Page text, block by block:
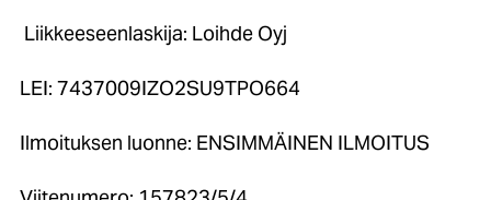
Liikkeeseenlaskija: Loihde Oyj
LEI: 7437009IZO2SU9TPO664
Ilmoituksen luonne: ENSIMMÄINEN ILMOITUS